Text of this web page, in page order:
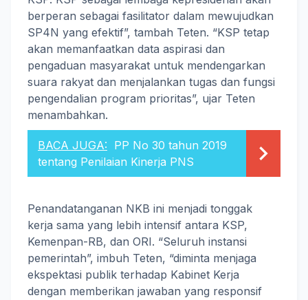
berperan sebagai fasilitator dalam mewujudkan
SP4N yang efektif”, tambah Teten. “KSP tetap
akan memanfaatkan data aspirasi dan
pengaduan masyarakat untuk mendengarkan
suara rakyat dan menjalankan tugas dan fungsi
pengendalian program prioritas”, ujar Teten
menambahkan.
BACA JUGA: PP No 30 tahun 2019
tentang Penilaian Kinerja PNS
Penandatanganan NKB ini menjadi tonggak
kerja sama yang lebih intensif antara KSP,
Kemenpan-RB, dan ORI. “Seluruh instansi
pemerintah”, imbuh Teten, “diminta menjaga
ekspektasi publik terhadap Kabinet Kerja
dengan memberikan jawaban yang responsif